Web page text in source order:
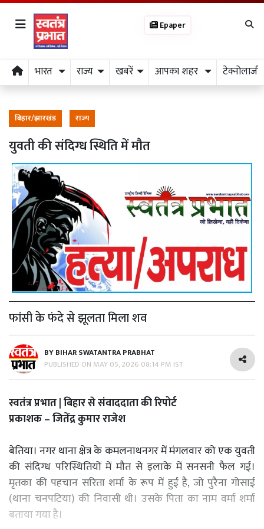
Epaper
भारत राज्य खबरें आपका शहर टेक्नोलाजी
बिहार/झारखंड राज्य
युवती की संदिग्ध स्थिति में मौत
फांसी के फंदे से झूलता मिला शव
BYBIHAR SWATANTRA PRABHAT
PUBLISHED ON MAY 05, 2026 08:14 PM IST
स्वतंत्र प्रभात | बिहार से संवाददाता की रिपोर्ट
प्रकाशक – जितेंद्र कुमार राजेश
बेतिया। नगर थाना क्षेत्र के कमलनाथनगर में मंगलवार को एक युवती
की संदिग्ध परिस्थितियों में मौत से इलाके में सनसनी फैल गई।
मृतका की पहचान सरिता शर्मा के रूप में हुई है, जो पुरैना गोसाई
(थाना चनपटिया) की निवासी थी। उसके पिता का नाम वर्मा शर्मा
बताया गया है।